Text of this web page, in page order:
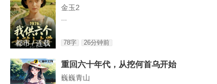
都市 / 连载
金玉2
...
78字 26分钟前
重回六十年代，从挖何首乌开始
巍巍青山